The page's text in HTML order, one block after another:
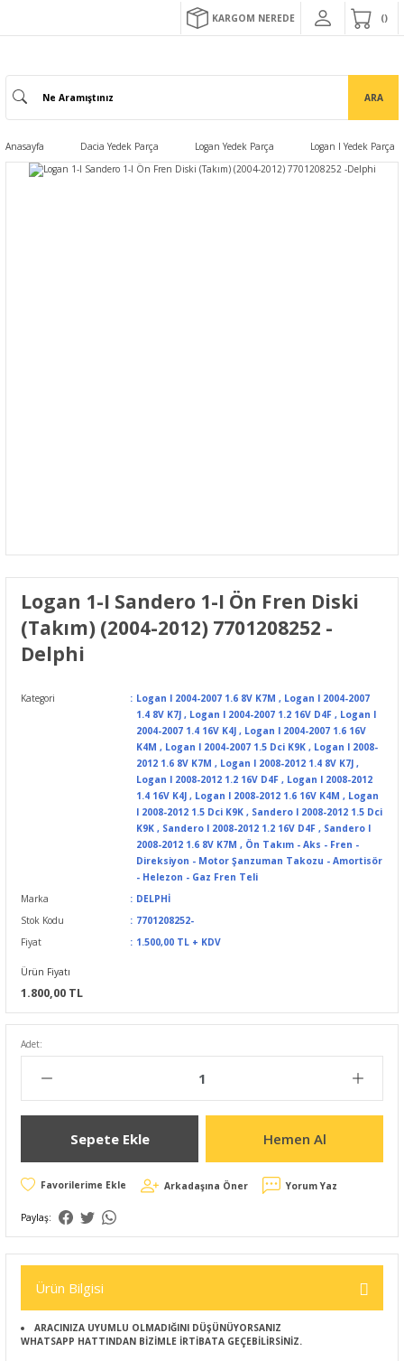
KARGOM NEREDE
ARA
Anasayfa Dacia Yedek Parça Logan Yedek Parça Logan I Yedek Parça
Logan 1-I Sandero 1-I Ön Fren Diski
(Takım) (2004-2012) 7701208252 -
Delphi
Kategori Logan I 2004-2007 1.6 8V K7M , Logan I 2004-2007
1.4 8V K7J , Logan I 2004-2007 1.2 16V D4F , Logan I
2004-2007 1.4 16V K4J , Logan I 2004-2007 1.6 16V
K4M , Logan I 2004-2007 1.5 Dci K9K , Logan I 2008-
2012 1.6 8V K7M , Logan I 2008-2012 1.4 8V K7J ,
Logan I 2008-2012 1.2 16V D4F , Logan I 2008-2012
1.4 16V K4J , Logan I 2008-2012 1.6 16V K4M , Logan
I 2008-2012 1.5 Dci K9K , Sandero I 2008-2012 1.5 Dci
K9K , Sandero I 2008-2012 1.2 16V D4F , Sandero I
2008-2012 1.6 8V K7M , Ön Takım - Aks - Fren -
Direksiyon - Motor Şanzuman Takozu - Amortisör
- Helezon - Gaz Fren Teli
Marka
DELPHİ
Stok Kodu
7701208252-
Fiyat
1.500,00 TL + KDV
Ürün Fiyatı
1.800,00 TL
Adet:
Sepete Ekle Hemen Al
Arkadaşına Öner Yorum Yaz
Paylaş:
Ürün Bilgisi
ARACINIZA UYUMLU OLMADIĞINI DÜŞÜNÜYORSANIZ
WHATSAPP HATTINDAN BİZİMLE İRTİBATA GEÇEBİLİRSİNİZ.